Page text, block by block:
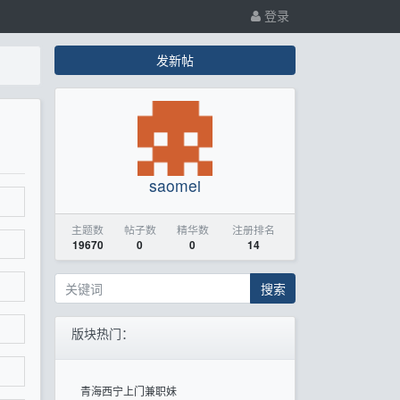
登录
发新帖
saomei
主题数
19670
帖子数
0
精华数
0
注册排名
14
搜索
版块热门：
青海西宁上门兼职妹